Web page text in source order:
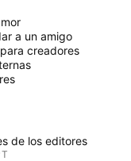
a un amigo
creadores
de los editores